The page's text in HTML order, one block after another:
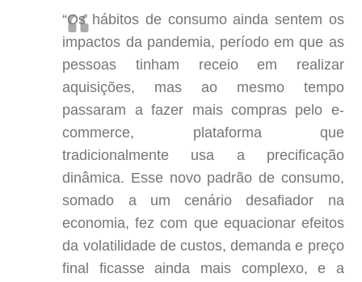
“Os hábitos de consumo ainda sentem os
impactos da pandemia, período em que as
pessoas tinham receio em realizar
aquisições, mas ao mesmo tempo
passaram a fazer mais compras pelo e-
commerce, plataforma que
tradicionalmente usa a precificação
dinâmica. Esse novo padrão de consumo,
somado a um cenário desafiador na
economia, fez com que equacionar efeitos
da volatilidade de custos, demanda e preço
final ficasse ainda mais complexo, e a